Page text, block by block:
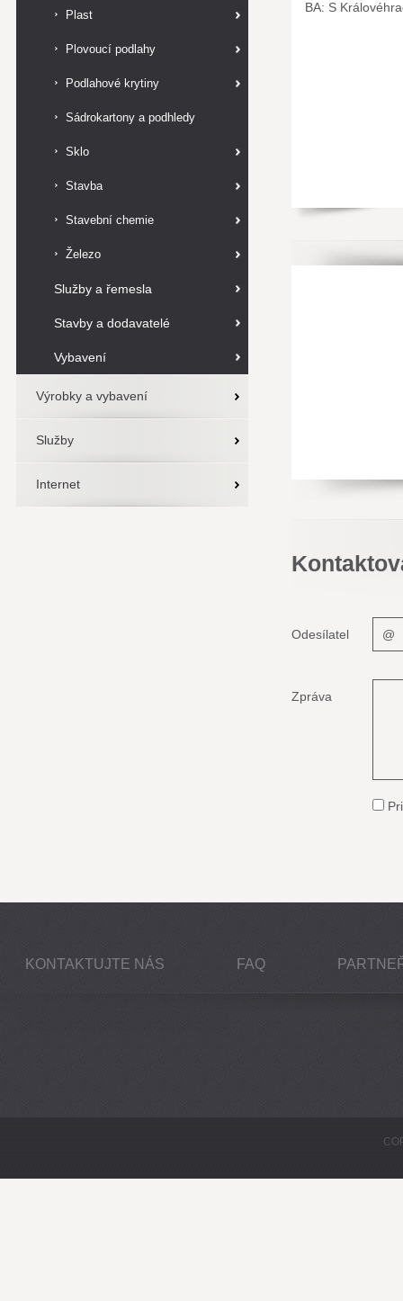
Plast
Plovoucí podlahy
Podlahové krytiny
Sádrokartony a podhledy
Sklo
Stavba
Stavební chemie
Železo
Služby a řemesla
Stavby a dodavatelé
Vybavení
Výrobky a vybavení
Služby
Internet
BA: S
Odesílatel
Zpráva
KONTAKTUJTE NÁS FAQ